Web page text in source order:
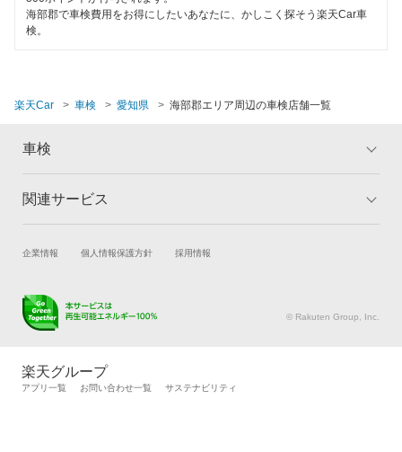
知多郡
常滑市
豊田市
長久手市
海部郡で車検費用をお得にしたいあなたに、かしこく探そう楽天Car車
検。
楽天Car 車検 愛知県 海部郡エリア周辺の車検店舗一覧
車検
トップ
車検の基礎知識 キャンペーン一覧
関連サービス
試乗・商談 新車購入
キズ修理予約
メンテナンス管理
タイヤ交換サービス
自動車カタログ 自動車保険
企業情報 個人情報保護方針 採用情報
© Rakuten Group, Inc.
楽天グループ
アプリ一覧 お問い合わせ一覧 サステナビリティ